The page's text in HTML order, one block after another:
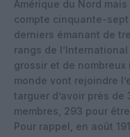
Amérique du Nord
compte cinquante-
derniers émanant de
rangs de
grossir et de nombreux
monde vont rejoindre
targuer d’avoir près
membres, 293 pour
Pour rappel, en août